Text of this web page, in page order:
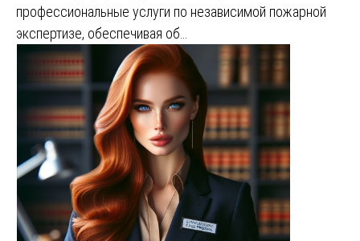
профессиональные услуги по независимой пожарной
экспертизе, обеспечивая об…